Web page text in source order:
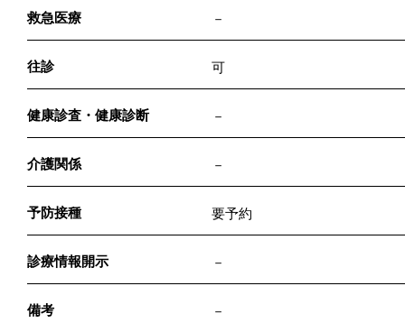
救急医療 －
往診 可
健康診査・健康診断 －
介護関係 －
予防接種 要予約
診療情報開示 －
備考 －